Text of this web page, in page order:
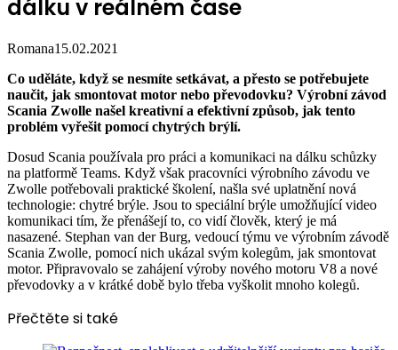
dálku v reálném čase
Romana15.02.2021
Co uděláte, když se nesmíte setkávat, a přesto se potřebujete
naučit, jak smontovat motor nebo převodovku? Výrobní závod
Scania Zwolle našel kreativní a efektivní způsob, jak tento
problém vyřešit pomocí chytrých brýlí.
Dosud Scania používala pro práci a komunikaci na dálku schůzky
na platformě Teams. Když však pracovníci výrobního závodu ve
Zwolle potřebovali praktické školení, našla své uplatnění nová
technologie: chytré brýle. Jsou to speciální brýle umožňující video
komunikaci tím, že přenášejí to, co vidí člověk, který je má
nasazené. Stephan van der Burg, vedoucí týmu ve výrobním závodě
Scania Zwolle, pomocí nich ukázal svým kolegům, jak smontovat
motor. Připravovalo se zahájení výroby nového motoru V8 a nové
převodovky a v krátké době bylo třeba vyškolit mnoho kolegů.
Přečtěte si také